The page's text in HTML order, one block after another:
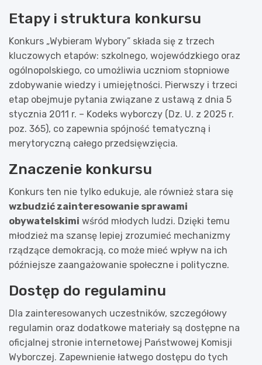
Etapy i struktura konkursu
Konkurs „Wybieram Wybory” składa się z trzech
kluczowych etapów: szkolnego, wojewódzkiego oraz
ogólnopolskiego, co umożliwia uczniom stopniowe
zdobywanie wiedzy i umiejętności. Pierwszy i trzeci
etap obejmuje pytania związane z ustawą z dnia 5
stycznia 2011 r. – Kodeks wyborczy (Dz. U. z 2025 r.
poz. 365), co zapewnia spójność tematyczną i
merytoryczną całego przedsięwzięcia.
Znaczenie konkursu
Konkurs ten nie tylko edukuje, ale również stara się
wzbudzić zainteresowanie sprawami
obywatelskimi wśród młodych ludzi. Dzięki temu
młodzież ma szansę lepiej zrozumieć mechanizmy
rządzące demokracją, co może mieć wpływ na ich
późniejsze zaangażowanie społeczne i polityczne.
Dostęp do regulaminu
Dla zainteresowanych uczestników, szczegółowy
regulamin oraz dodatkowe materiały są dostępne na
oficjalnej stronie internetowej Państwowej Komisji
Wyborczej. Zapewnienie łatwego dostępu do tych